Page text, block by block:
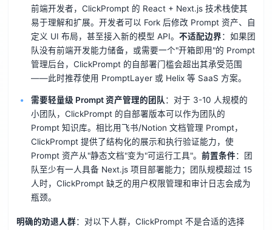
前端开发者，ClickPrompt 的 React + Next.js 技术栈使其
易于理解和扩展。开发者可以 Fork 后修改 Prompt 资产、自
定义 UI 布局，甚至接入新的模型 API。 不适配边界：如果团
队没有前端开发能力储备，或需要一个"开箱即用"的 Prompt
管理后台，ClickPrompt 的自部署门槛会超出其承受范围
——此时推荐使用 PromptLayer 或 Helix 等 SaaS 方案。
需要轻量级 Prompt 资产管理的团队 ：对于 3-10 人规模的
小团队，ClickPrompt 的自部署版本可以作为团队的
Prompt 知识库。相比用飞书/Notion 文档管理 Prompt，
ClickPrompt 提供了结构化的展示和执行验证能力，使
Prompt 资产从"静态文档"变为"可运行工具"。 前置条件：团
队至少有一人具备 Next.js 项目部署能力；团队规模超过 15
人时，ClickPrompt 缺乏的用户权限管理和审计日志会成为
瓶颈。
明确的劝退人群：对以下人群，ClickPrompt 不是合适的选择